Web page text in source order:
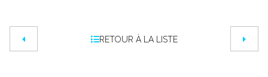
RETOUR À LA LISTE